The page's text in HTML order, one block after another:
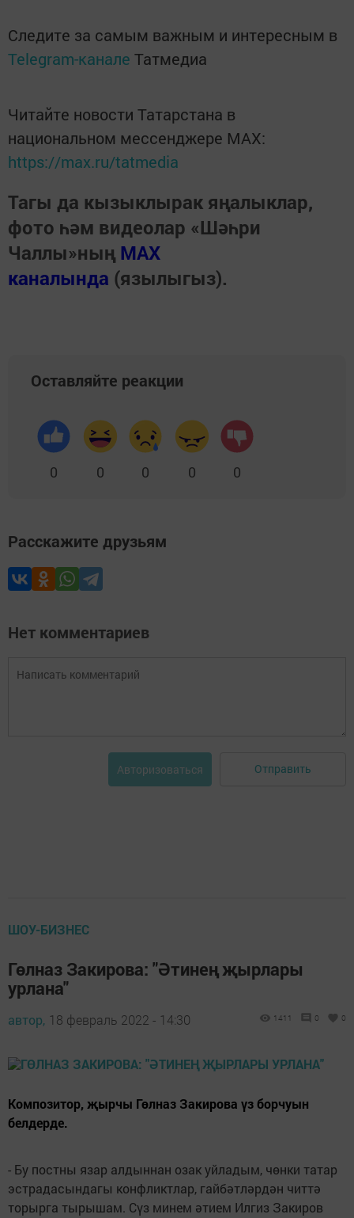
Следите за самым важным и интересным в
Telegram-канале Татмедиа
Читайте новости Татарстана в
национальном мессенджере MАХ:
https://max.ru/tatmedia
Тагы да кызыклырак яңалыклар,
фото һәм видеолар «Шәһри
Чаллы»ның MAX
каналында (язылыгыз).
Оставляйте реакции
0 0 0 0 0
Расскажите друзьям
Нет комментариев
Авторизоваться Отправить
ШОУ-БИЗНЕС
Гөлназ Закирова: "Әтинең җырлары
урлана"
автор, 18 февраль 2022 - 14:30 1411 0 0
Композитор, җырчы Гөлназ Закирова үз борчуын
белдерде.
- Бу постны язар алдыннан озак уйладым, чөнки татар
эстрадасындагы конфликтлар, гайбәтләрдән читтә
торырга тырышам. Сүз минем әтием Илгиз Закиров